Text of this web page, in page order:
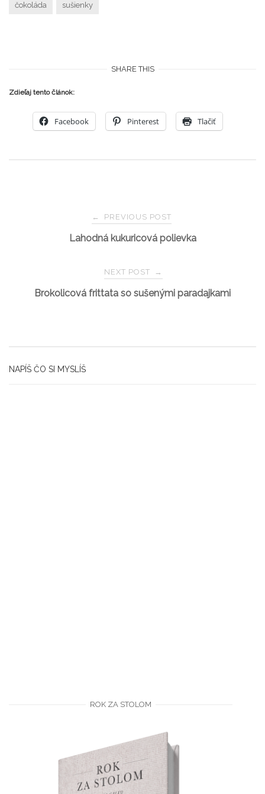
čokoláda sušienky
SHARE THIS
Zdieľaj tento článok:
Facebook Pinterest Tlačiť
navigation
← PREVIOUS POST
Lahodná kukuricová polievka
NEXT POST →
Brokolicová frittata so sušenými paradajkami
NAPÍŠ ČO SI MYSLÍŠ
ROK ZA STOLOM